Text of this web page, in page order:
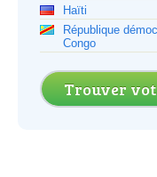
Haïti
République
Congo
Trouver